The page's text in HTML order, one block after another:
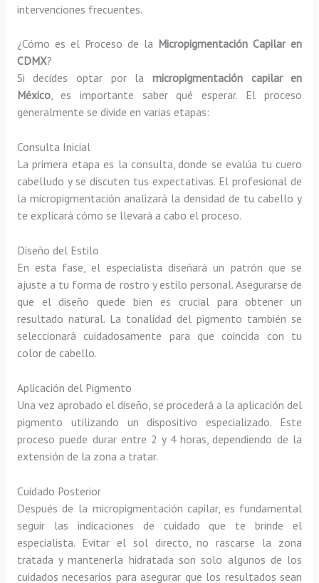
intervenciones frecuentes.
¿Cómo es el Proceso de la Micropigmentación Capilar en
CDMX?
Si decides optar por la micropigmentación capilar en
México, es importante saber qué esperar. El proceso
generalmente se divide en varias etapas:
Consulta Inicial
La primera etapa es la consulta, donde se evalúa tu cuero
cabelludo y se discuten tus expectativas. El profesional de
la micropigmentación analizará la densidad de tu cabello y
te explicará cómo se llevará a cabo el proceso.
Diseño del Estilo
En esta fase, el especialista diseñará un patrón que se
ajuste a tu forma de rostro y estilo personal. Asegurarse de
que el diseño quede bien es crucial para obtener un
resultado natural. La tonalidad del pigmento también se
seleccionará cuidadosamente para que coincida con tu
color de cabello.
Aplicación del Pigmento
Una vez aprobado el diseño, se procederá a la aplicación del
pigmento utilizando un dispositivo especializado. Este
proceso puede durar entre 2 y 4 horas, dependiendo de la
extensión de la zona a tratar.
Cuidado Posterior
Después de la micropigmentación capilar, es fundamental
seguir las indicaciones de cuidado que te brinde el
especialista. Evitar el sol directo, no rascarse la zona
tratada y mantenerla hidratada son solo algunos de los
cuidados necesarios para asegurar que los resultados sean